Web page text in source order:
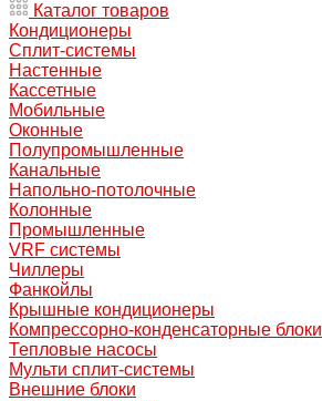
Каталог товаров
Кондиционеры
Сплит-системы
Настенные
Кассетные
Мобильные
Оконные
Полупромышленные
Канальные
Напольно-потолочные
Колонные
Промышленные
VRF системы
Чиллеры
Фанкойлы
Крышные кондиционеры
Компрессорно-конденсаторные блоки
Тепловые насосы
Мульти сплит-системы
Внешние блоки